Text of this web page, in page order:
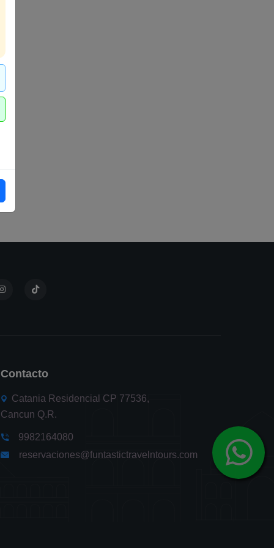
Contacto
Catania Residencial CP 77536,
Cancun Q.R.
9982164080
reservaciones@funtastictravelntours.com